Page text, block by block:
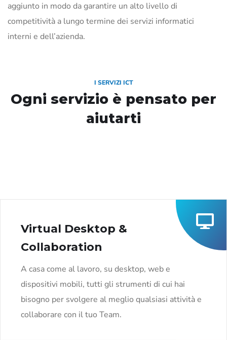
aggiunto in modo da garantire un alto livello di
competitività a lungo termine dei servizi informatici
interni e dell’azienda.
I SERVIZI ICT
Ogni servizio è pensato per
aiutarti
Virtual Desktop &
Collaboration
A casa come al lavoro, su desktop, web e
dispositivi mobili, tutti gli strumenti di cui hai
bisogno per svolgere al meglio qualsiasi attività e
collaborare con il tuo Team.